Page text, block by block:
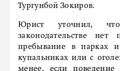
Тургунбой Зокиров.
Юрист уточнил,
законодательстве
пребывание в парках
купальниках или с
менее, если поведение